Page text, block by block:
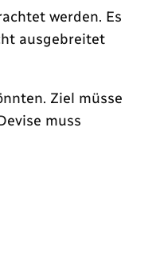
werden. Es
ausgebreitet
Ziel müsse
muss